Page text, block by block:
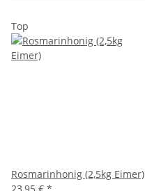
Top
Rosmarinhonig (2,5kg Eimer)